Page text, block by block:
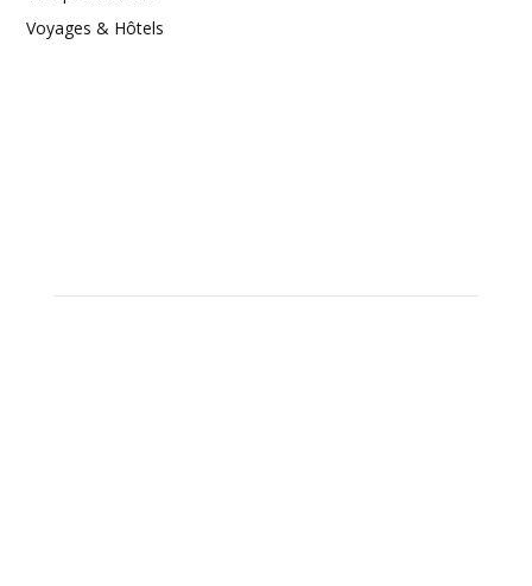
Voyages & Hôtels